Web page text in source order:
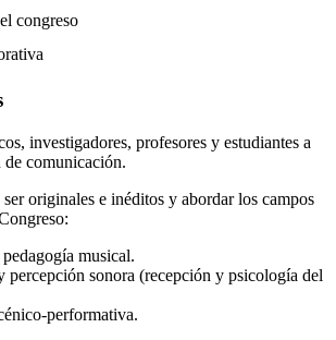
congreso
investigadores, profesores y estudiantes a
de comunicación.
originales e inéditos y abordar los campos
musical.
percepción sonora (recepción y psicología del
performativa.